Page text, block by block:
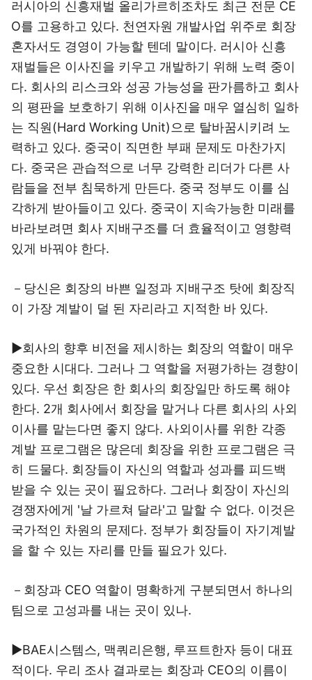
러시아의 신흥재벌 올리가르히조차도 최근 전문 CE
O를 고용하고 있다. 천연자원 개발사업 위주로 회장
혼자서도 경영이 가능할 텐데 말이다. 러시아 신흥
재벌들은 이사진을 키우고 개발하기 위해 노력 중이
다. 회사의 리스크와 성공 가능성을 판가름하고 회사
의 평판을 보호하기 위해 이사진을 매우 열심히 일하
는 직원(Hard Working Unit)으로 탈바꿈시키려 노
력하고 있다. 중국이 직면한 부패 문제도 마찬가지
다. 중국은 관습적으로 너무 강력한 리더가 다른 사
람들을 전부 침묵하게 만든다. 중국 정부도 이를 심
각하게 받아들이고 있다. 중국이 지속가능한 미래를
바라보려면 회사 지배구조를 더 효율적이고 영향력
있게 바꿔야 한다.
－당신은 회장의 바쁜 일정과 지배구조 탓에 회장직
이 가장 계발이 덜 된 자리라고 지적한 바 있다.
▶회사의 향후 비전을 제시하는 회장의 역할이 매우
중요한 시대다. 그러나 그 역할을 저평가하는 경향이
있다. 우선 회장은 한 회사의 회장일만 하도록 해야
한다. 2개 회사에서 회장을 맡거나 다른 회사의 사외
이사를 맡는다면 좋지 않다. 사외이사를 위한 각종
계발 프로그램은 많은데 회장을 위한 프로그램은 극
히 드물다. 회장들이 자신의 역할과 성과를 피드백
받을 수 있는 곳이 필요하다. 그러나 회장이 자신의
경쟁자에게 '날 가르쳐 달라'고 말할 수 없다. 이것은
국가적인 차원의 문제다. 정부가 회장들이 자기계발
을 할 수 있는 자리를 만들 필요가 있다.
－회장과 CEO 역할이 명확하게 구분되면서 하나의
팀으로 고성과를 내는 곳이 있나.
▶BAE시스템스, 맥쿼리은행, 루프트한자 등이 대표
적이다. 우리 조사 결과로는 회장과 CEO의 이름이